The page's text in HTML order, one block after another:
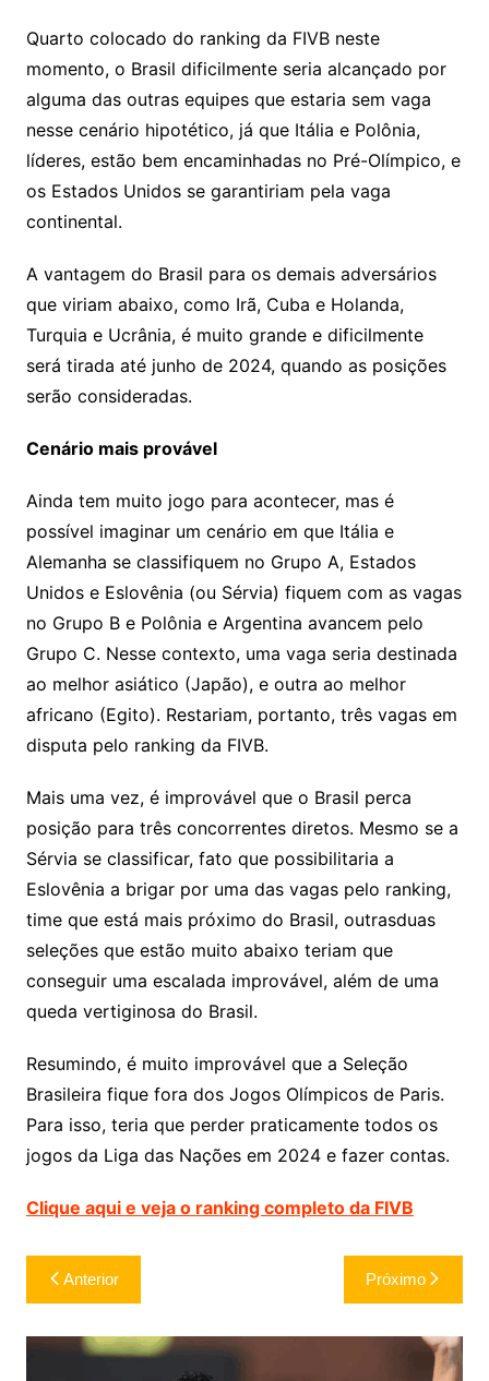
Quarto colocado do ranking da FIVB neste
momento, o Brasil dificilmente seria alcançado por
alguma das outras equipes que estaria sem vaga
nesse cenário hipotético, já que Itália e Polônia,
líderes, estão bem encaminhadas no Pré-Olímpico, e
os Estados Unidos se garantiriam pela vaga
continental.
A vantagem do Brasil para os demais adversários
que viriam abaixo, como Irã, Cuba e Holanda,
Turquia e Ucrânia, é muito grande e dificilmente
será tirada até junho de 2024, quando as posições
serão consideradas.
Cenário mais provável
Ainda tem muito jogo para acontecer, mas é
possível imaginar um cenário em que Itália e
Alemanha se classifiquem no Grupo A, Estados
Unidos e Eslovênia (ou Sérvia) fiquem com as vagas
no Grupo B e Polônia e Argentina avancem pelo
Grupo C. Nesse contexto, uma vaga seria destinada
ao melhor asiático (Japão), e outra ao melhor
africano (Egito). Restariam, portanto, três vagas em
disputa pelo ranking da FIVB.
Mais uma vez, é improvável que o Brasil perca
posição para três concorrentes diretos. Mesmo se a
Sérvia se classificar, fato que possibilitaria a
Eslovênia a brigar por uma das vagas pelo ranking,
time que está mais próximo do Brasil, outrasduas
seleções que estão muito abaixo teriam que
conseguir uma escalada improvável, além de uma
queda vertiginosa do Brasil.
Resumindo, é muito improvável que a Seleção
Brasileira fique fora dos Jogos Olímpicos de Paris.
Para isso, teria que perder praticamente todos os
jogos da Liga das Nações em 2024 e fazer contas.
Clique aqui e veja o ranking completo da FIVB
Navegação
de
Post
Anterior Próximo